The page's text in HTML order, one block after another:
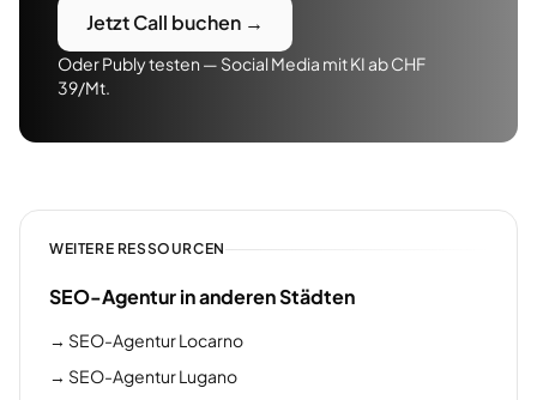
Jetzt Call buchen →
Oder Publy testen — Social Media mit KI ab CHF
39/Mt.
WEITERE RESSOURCEN
SEO-Agentur in anderen Städten
→ SEO-Agentur Locarno
→ SEO-Agentur Lugano